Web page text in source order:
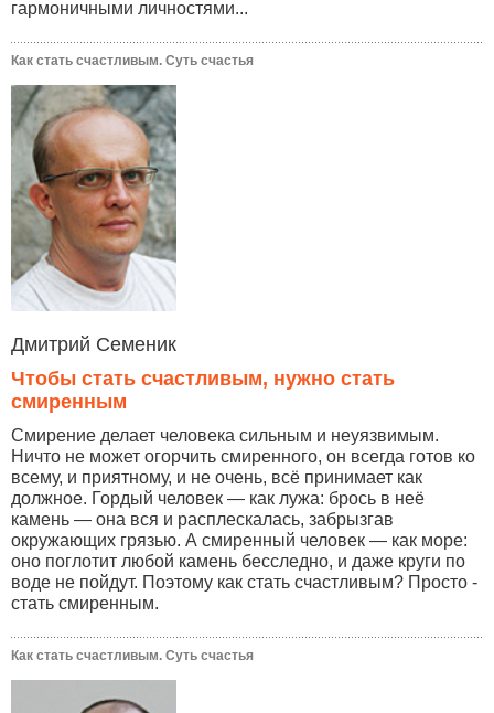
гармоничными личностями...
Как стать счастливым. Суть счастья
Дмитрий Семеник
Чтобы стать счастливым, нужно стать
смиренным
Смирение делает человека сильным и неуязвимым.
Ничто не может огорчить смиренного, он всегда готов ко
всему, и приятному, и не очень, всё принимает как
должное. Гордый человек — как лужа: брось в неё
камень — она вся и расплескалась, забрызгав
окружающих грязью. А смиренный человек — как море:
оно поглотит любой камень бесследно, и даже круги по
воде не пойдут. Поэтому как стать счастливым? Просто -
стать смиренным.
Как стать счастливым. Суть счастья